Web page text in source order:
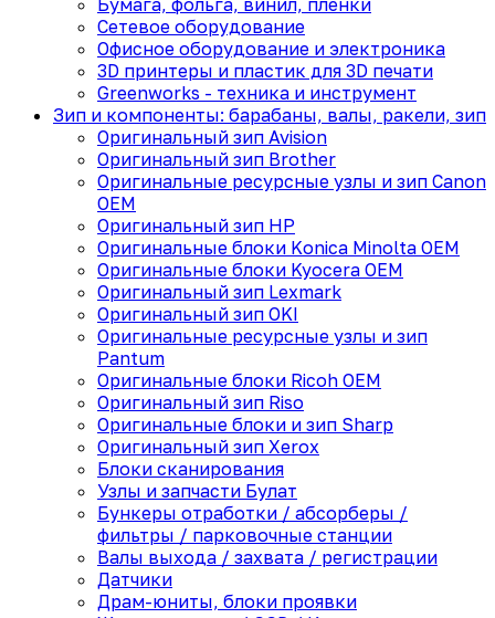
Бумага, фольга, винил, пленки
Сетевое оборудование
Офисное оборудование и электроника
3D принтеры и пластик для 3D печати
Greenworks - техника и инструмент
Зип и компоненты: барабаны, валы, ракели, зип
Оригинальный зип Avision
Оригинальный зип Brother
Оригинальные ресурсные узлы и зип Canon
OEM
Оригинальный зип HP
Оригинальные блоки Konica Minolta OEM
Оригинальные блоки Kyocera OEM
Оригинальный зип Lexmark
Оригинальный зип OKI
Оригинальные ресурсные узлы и зип
Pantum
Оригинальные блоки Ricoh OEM
Оригинальный зип Riso
Оригинальные блоки и зип Sharp
Оригинальный зип Xerox
Блоки сканирования
Узлы и запчасти Булат
Бункеры отработки / абсорберы /
фильтры / парковочные станции
Валы выхода / захвата / регистрации
Датчики
Драм-юниты, блоки проявки